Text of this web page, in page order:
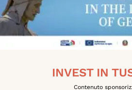
INVEST IN
Contenuto